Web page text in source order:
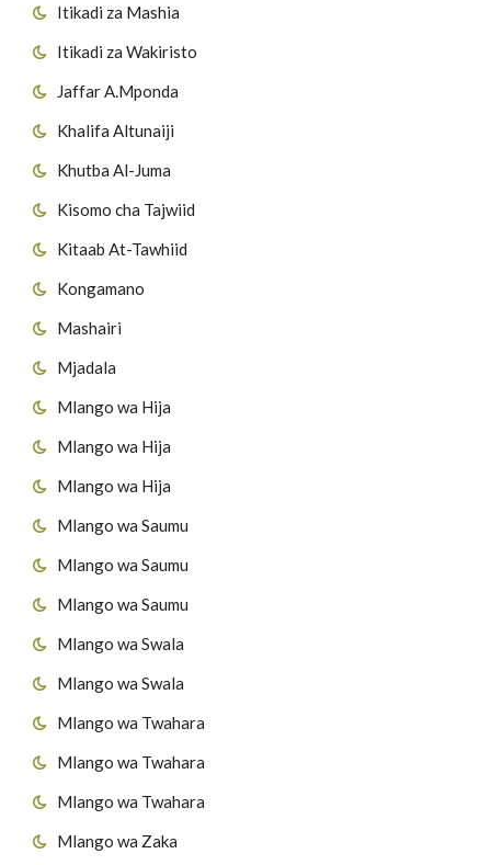
Itikadi za Mashia
Itikadi za Wakiristo
Jaffar A.Mponda
Khalifa Altunaiji
Khutba Al-Juma
Kisomo cha Tajwiid
Kitaab At-Tawhiid
Kongamano
Mashairi
Mjadala
Mlango wa Hija
Mlango wa Hija
Mlango wa Hija
Mlango wa Saumu
Mlango wa Saumu
Mlango wa Saumu
Mlango wa Swala
Mlango wa Swala
Mlango wa Twahara
Mlango wa Twahara
Mlango wa Twahara
Mlango wa Zaka